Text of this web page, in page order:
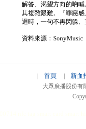
解答、渴望方向的吶
其複雜艱難。『罪惡
迴時，一句不再閃躲
資料來源：SonyMusic
首頁 新血
大眾廣播股份有